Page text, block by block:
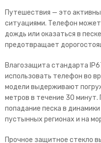
Путешествия — это
ситуациями. Телефон
дождь или оказаться в
предотвращает
Влагозащита стандарта
использовать телефон во
модели выдерживают
метров в течение 30 минут.
попадание песка в
пустынных регионах и на
Прочное защитное стекло